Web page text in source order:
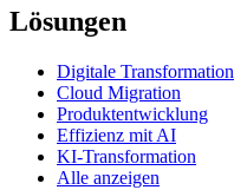
Lösungen
Digitale Transformation
Cloud Migration
Produktentwicklung
Effizienz mit AI
KI-Transformation
Alle anzeigen